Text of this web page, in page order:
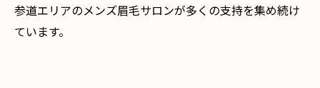
参道エリアのメンズ眉毛サロンが多くの支持を集め続け
ています。